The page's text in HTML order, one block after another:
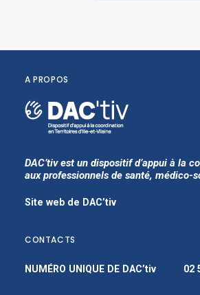
A PROPOS
DAC’tiv est un dispositif d’appui à la
aux professionnels de santé, médico-
Site web de DAC’tiv
CONTACTS
NUMÉRO UNIQUE DE DAC’tiv 02